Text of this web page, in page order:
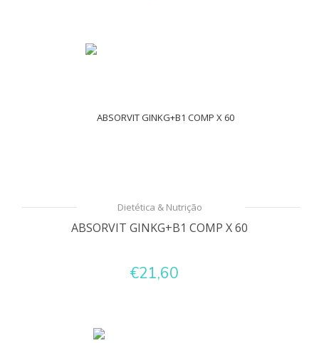
Dietética & Nutrição
ABSORVIT GINKG+B1 COMP X 60
€21,60